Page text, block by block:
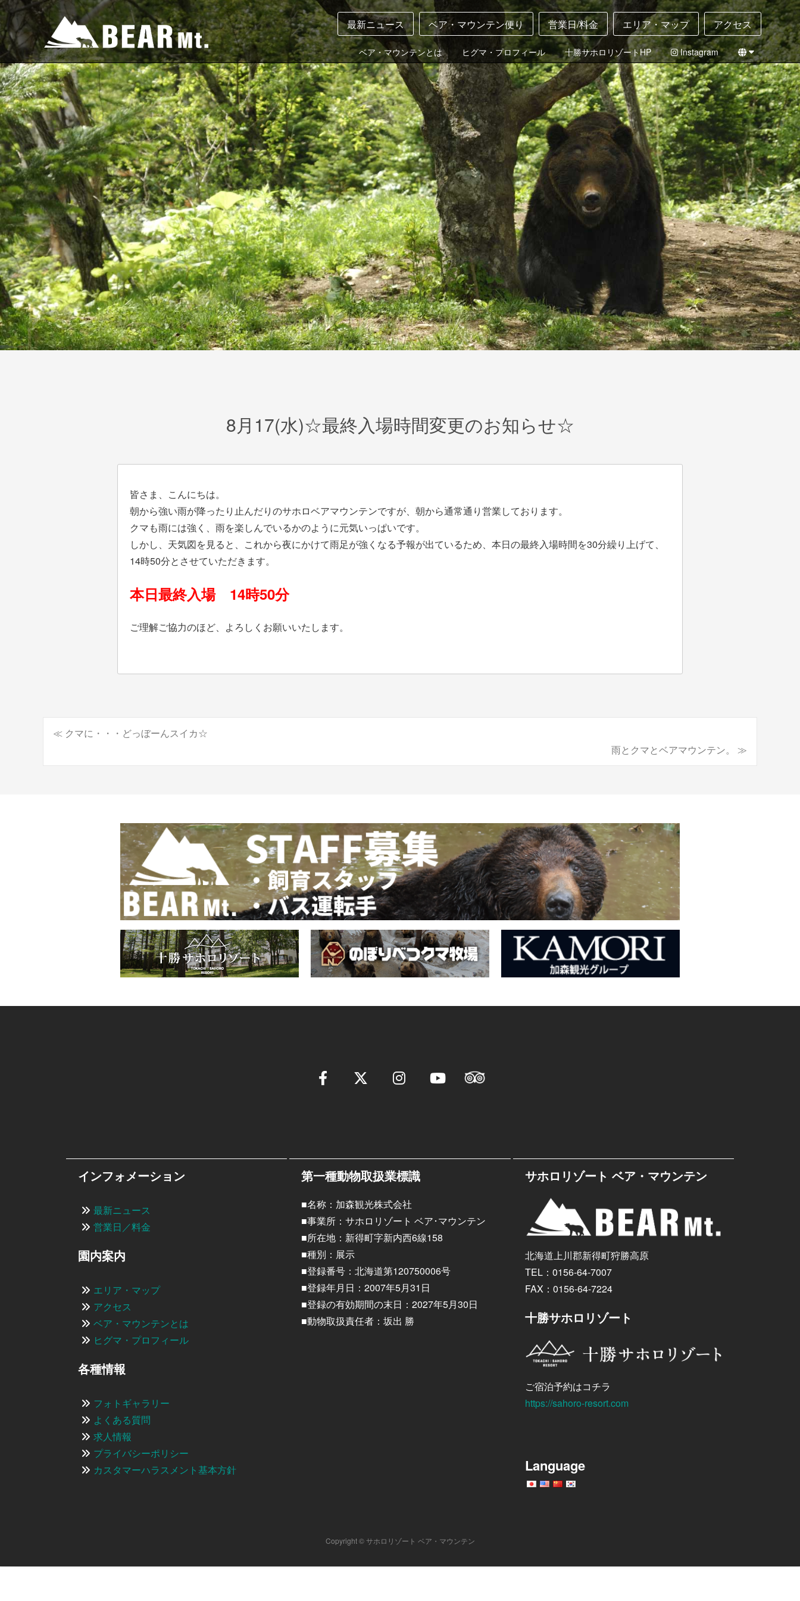
最新ニュース ベア・マウンテン便り 営業日/料金 エリア・マップ アクセス
ベア・マウンテンとは ヒグマ・プロフィール 十勝サホロリゾートHP
Instagram
日本語
English
8月17(水)☆最終入場時間変更のお知らせ☆
皆さま、こんにちは。
朝から強い雨が降ったり止んだりのサホロベアマウンテンですが、朝から通常通り営業しております。
クマも雨には強く、雨を楽しんでいるかのように元気いっぱいです。
しかし、天気図を見ると、これから夜にかけて雨足が強くなる予報が出ているため、本日の最終入場時間を30分繰り上げて、
14時50分とさせていただきます。
本日最終入場 14時50分
ご理解ご協力のほど、よろしくお願いいたします。
投
稿
≪ クマに・・・どっぼーんスイカ☆
雨とクマとベアマウンテン。 ≫
インフォメーション
最新ニュース
営業日／料金
園内案内
エリア・マップ
アクセス
ベア・マウンテンとは
ヒグマ・プロフィール
各種情報
フォトギャラリー
よくある質問
求人情報
プライバシーポリシー
カスタマーハラスメント基本方針
第一種動物取扱業標識
■名称：加森観光株式会社
■事業所：サホロリゾート ベア･マウンテン
■所在地：新得町字新内西6線158
■種別：展示
■登録番号：北海道第120750006号
■登録年月日：2007年5月31日
■登録の有効期間の末日：2027年5月30日
■動物取扱責任者：坂出 勝
サホロリゾート ベア・マウンテン
北海道上川郡新得町狩勝高原
TEL：0156-64-7007
FAX：0156-64-7224
十勝サホロリゾート
ご宿泊予約はコチラ
https://sahoro-resort.com
Language
Copyright © サホロリゾート ベア・マウンテン